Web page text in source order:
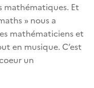
mathématiques. Et
» nous a
mathématiciens et
en musique. C’est
un